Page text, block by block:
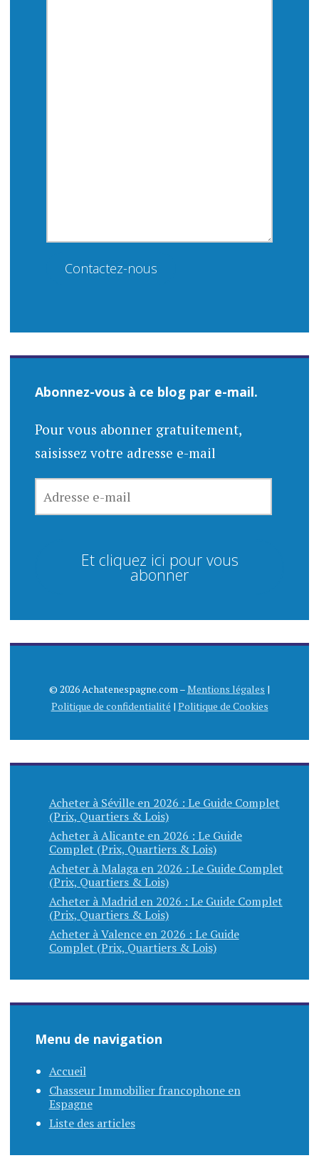
Contactez-nous
Abonnez-vous à ce blog par e-mail.
Pour vous abonner gratuitement,
saisissez votre adresse e-mail
E-
Et cliquez ici pour vous
abonner
© 2026 Achatenespagne.com –Mentions légales |
Politique de confidentialité | Politique de Cookies
Acheter à Séville en 2026 : Le Guide Complet
(Prix, Quartiers & Lois)
Acheter à Alicante en 2026 : Le Guide
Complet (Prix, Quartiers & Lois)
Acheter à Malaga en 2026 : Le Guide Complet
(Prix, Quartiers & Lois)
Acheter à Madrid en 2026 : Le Guide Complet
(Prix, Quartiers & Lois)
Acheter à Valence en 2026 : Le Guide
Complet (Prix, Quartiers & Lois)
Menu de navigation
Accueil
Chasseur Immobilier francophone en
Espagne
Liste des articles